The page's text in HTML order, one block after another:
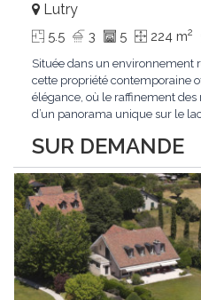
SUR DEMANDE
Lutry
5.5 3 5 224 m2
Située dans un environnement
cette propriété contemporaine
élégance, où le raffinement
d’un panorama unique sur le
distingue par ses espaces
résolument harmonieuse.